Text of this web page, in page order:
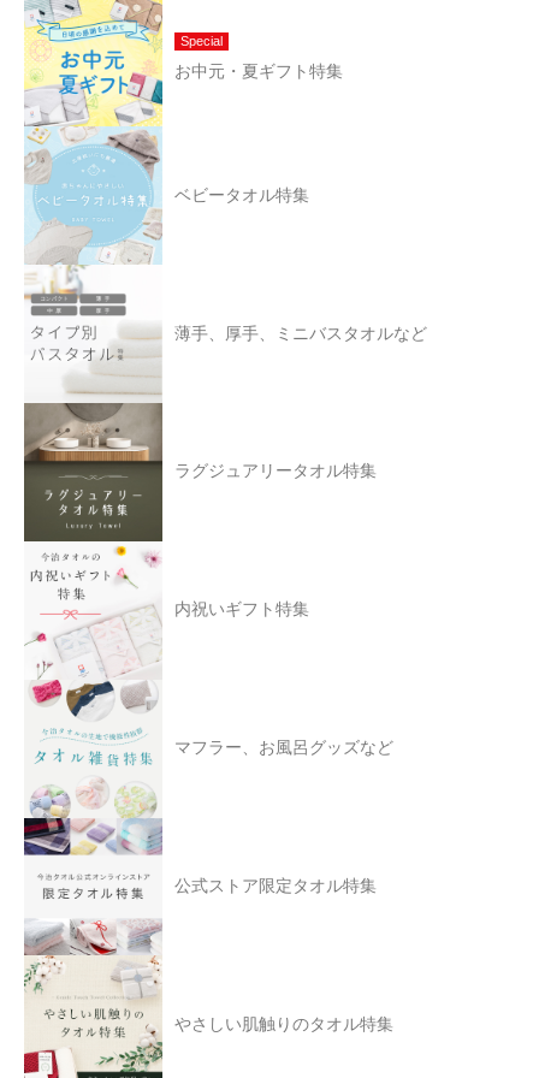
Special
お中元・夏ギフト特集
ベビータオル特集
薄手、厚手、ミニバスタオルなど
ラグジュアリータオル特集
内祝いギフト特集
マフラー、お風呂グッズなど
公式ストア限定タオル特集
やさしい肌触りのタオル特集